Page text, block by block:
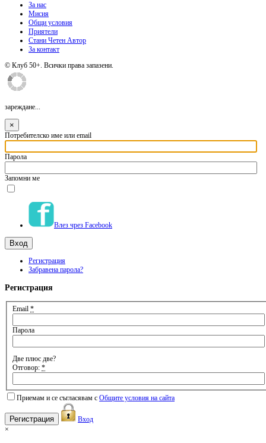
За нас
Мисия
Общи условия
Приятели
Стани Четен Автор
За контакт
© Клуб 50+. Всички права запазени.
зареждане...
×
Потребителско име или email
Парола
Запомни ме
Влез чрез Facebook
Регистрация
Забравена парола?
Регистрация
Email *
Парола
Две плюс две?
Отговор: *
Приемам и се съгласявам с Общите условия на сайта
Вход
×